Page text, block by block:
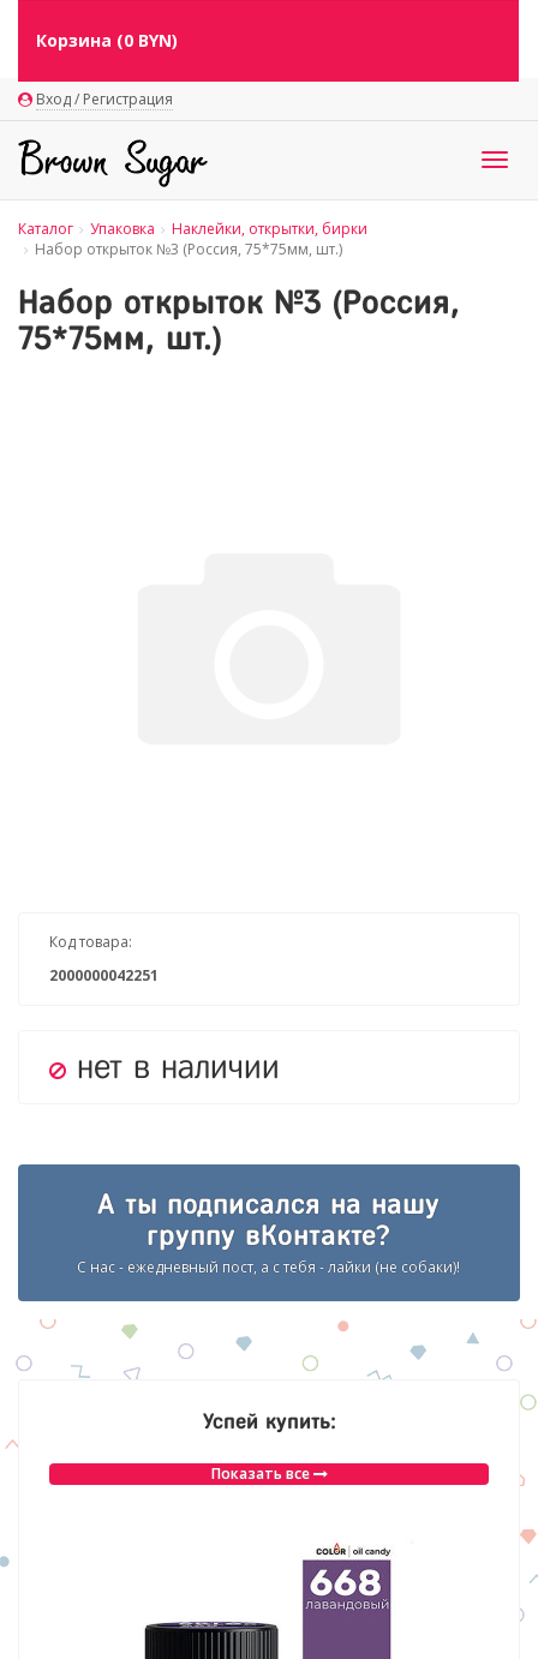
Вход / Регистрация
Корзина (0 BYN)
Каталог Упаковка
Наклейки, открытки, бирки
Набор открыток №3 (Россия, 75*75мм, шт.)
Набор открыток №3 (Россия,
75*75мм, шт.)
Код товара:
2000000042251
нет в наличии
А ты подписался на нашу
группу вКонтакте?
С нас - ежедневный пост, а с тебя - лайки (не собаки)!
Успей купить:
Показать все